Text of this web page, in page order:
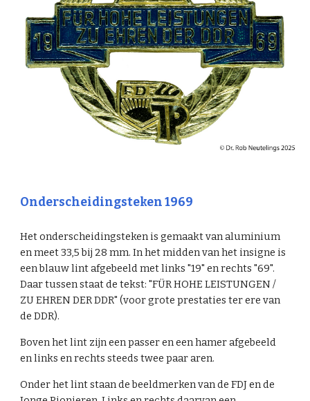
Onderscheidingsteken 1969
Het onderscheidingsteken is gemaakt van aluminium
en meet 33,5 bij 28 mm. In het midden van het insigne is
een blauw lint afgebeeld met links "19" en rechts "69".
Daar tussen staat de tekst: "FÜR HOHE LEISTUNGEN /
ZU EHREN DER DDR" (voor grote prestaties ter ere van
de DDR).
Boven het lint zijn een passer en een hamer afgebeeld
en links en rechts steeds twee paar aren.
Onder het lint staan de beeldmerken van de FDJ en de